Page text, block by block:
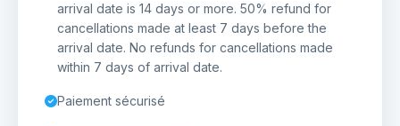
arrival date is 14 days or more. 50% refund for
cancellations made at least 7 days before the
arrival date. No refunds for cancellations made
within 7 days of arrival date.
Paiement sécurisé